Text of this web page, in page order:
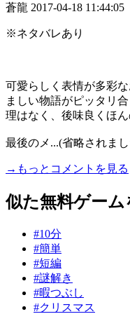
蒼龍 2017-04-18 11:44:05
※ネタバレあり
可愛らしく表情が多彩
ましい物語がピッタリ
理はなく、後味良くほん
最後のメ...(省略されま
→もっとコメントを見る
似た無料ゲーム
#10分
#簡単
#短編
#謎解き
#暇つぶし
#クリスマス